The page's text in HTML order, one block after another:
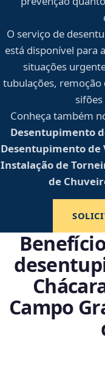
O serviço de
está disponível para
situações
tubulações,
Conheça também
Desentupimento
Desentupimento de
Instalação de
de
Campo